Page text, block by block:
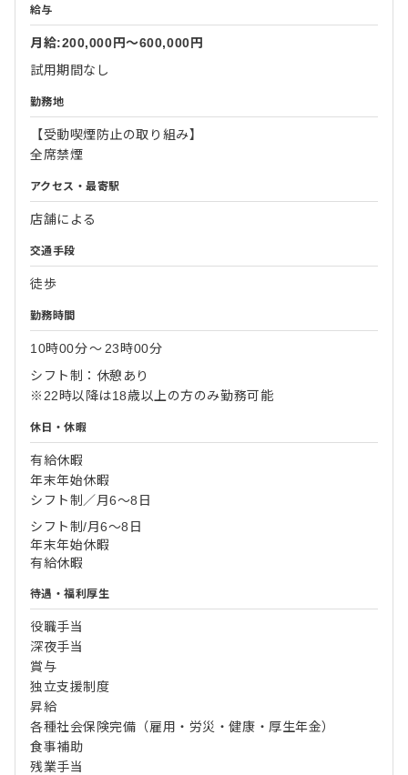
給与
月給:200,000円〜600,000円
試用期間なし
勤務地
【受動喫煙防止の取り組み】
全席禁煙
アクセス・最寄駅
店舗による
交通手段
徒歩
勤務時間
10時00分〜 23時00分
シフト制：休憩あり
※22時以降は18歳以上の方のみ勤務可能
休日・休暇
有給休暇
年末年始休暇
シフト制／月6～8日
シフト制/月6〜8日
年末年始休暇
有給休暇
待遇・福利厚生
役職手当
深夜手当
賞与
独立支援制度
昇給
各種社会保険完備（雇用・労災・健康・厚生年金）
食事補助
残業手当